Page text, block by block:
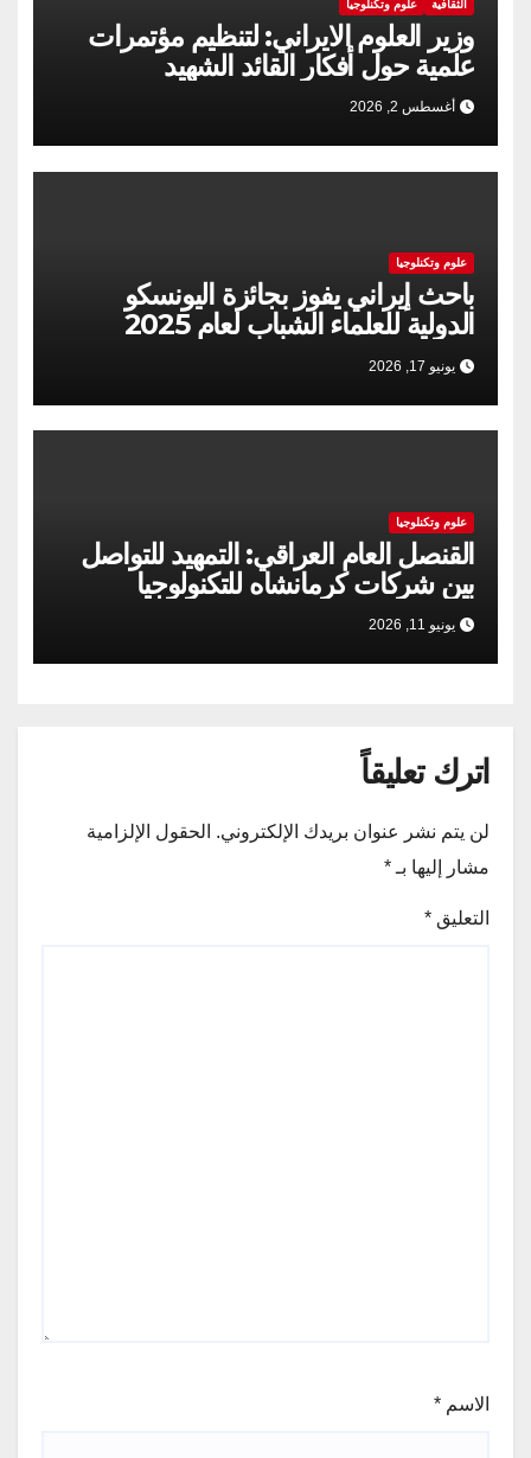
الثقافية علوم وتكنلوجيا
وزير العلوم الايراني: لتنظيم مؤتمرات
علمية حول أفكار القائد الشهيد
أغسطس 2, 2026
علوم وتكنلوجيا
باحث إيراني يفوز بجائزة اليونسكو
الدولية للعلماء الشباب لعام 2025
يونيو 17, 2026
علوم وتكنلوجيا
القنصل العام العراقي: التمهيد للتواصل
بين شركات كرمانشاه للتكنولوجيا
والسوق العراقية
يونيو 11, 2026
اترك تعليقاً
لن يتم نشر عنوان بريدك الإلكتروني. الحقول الإلزامية
مشار إليها بـ *
التعليق *
الاسم *